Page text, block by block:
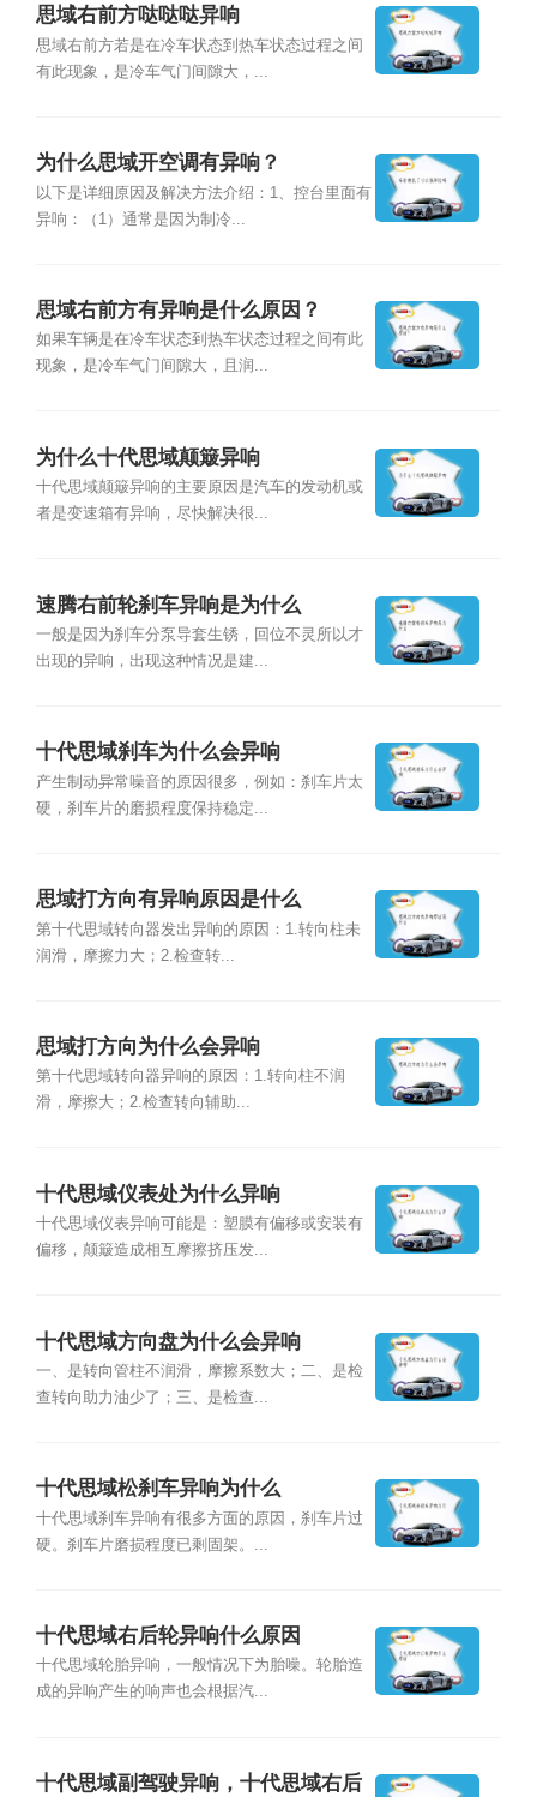
思域右前方哒哒哒异响
思域右前方若是在冷车状态到热车状态过程之间
有此现象，是冷车气门间隙大，...
为什么思域开空调有异响？
以下是详细原因及解决方法介绍：1、控台里面有
异响：（1）通常是因为制冷...
思域右前方有异响是什么原因？
如果车辆是在冷车状态到热车状态过程之间有此
现象，是冷车气门间隙大，且润...
为什么十代思域颠簸异响
十代思域颠簸异响的主要原因是汽车的发动机或
者是变速箱有异响，尽快解决很...
速腾右前轮刹车异响是为什么
一般是因为刹车分泵导套生锈，回位不灵所以才
出现的异响，出现这种情况是建...
十代思域刹车为什么会异响
产生制动异常噪音的原因很多，例如：刹车片太
硬，刹车片的磨损程度保持稳定...
思域打方向有异响原因是什么
第十代思域转向器发出异响的原因：1.转向柱未
润滑，摩擦力大；2.检查转...
思域打方向为什么会异响
第十代思域转向器异响的原因：1.转向柱不润
滑，摩擦大；2.检查转向辅助...
十代思域仪表处为什么异响
十代思域仪表异响可能是：塑膜有偏移或安装有
偏移，颠簸造成相互摩擦挤压发...
十代思域方向盘为什么会异响
一、是转向管柱不润滑，摩擦系数大；二、是检
查转向助力油少了；三、是检查...
十代思域松刹车异响为什么
十代思域刹车异响有很多方面的原因，刹车片过
硬。刹车片磨损程度已剩固架。...
十代思域右后轮异响什么原因
十代思域轮胎异响，一般情况下为胎噪。轮胎造
成的异响产生的响声也会根据汽...
十代思域副驾驶异响，十代思域右后